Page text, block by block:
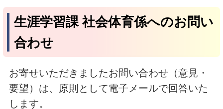
生涯学習課 社会体育係へのお問い
合わせ
お寄せいただきましたお問い合わせ（意見・
要望）は、原則として電子メールで回答いた
します。